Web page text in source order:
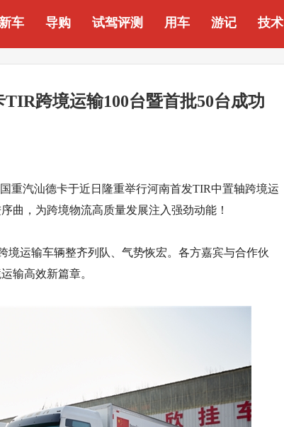
车 导购 试驾评测 用车 游记 技术
跨境运输100台暨首批50台成功
重汽汕德卡于近日隆重举行河南首发TIR中置轴跨境运
曲，为跨境物流高质量发展注入强劲动能！
境运输车辆整齐列队、气势恢宏。各方嘉宾与合作伙
输高效新篇章。